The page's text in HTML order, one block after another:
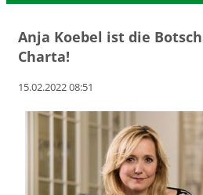
Anja Koebel ist die
Charta!
15.02.2022 08:51